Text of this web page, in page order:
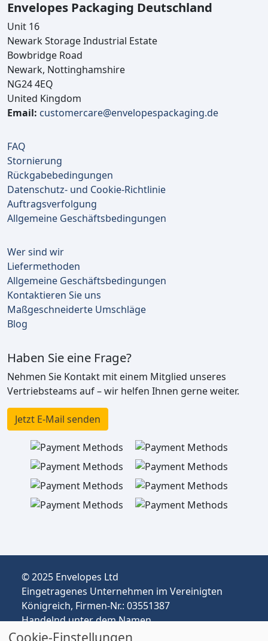
Envelopes Packaging Deutschland
Unit 16
Newark Storage Industrial Estate
Bowbridge Road
Newark, Nottinghamshire
NG24 4EQ
United Kingdom
Email: customercare@envelopespackaging.de
FAQ
Stornierung
Rückgabebedingungen
Datenschutz- und Cookie-Richtlinie
Auftragsverfolgung
Allgemeine Geschäftsbedingungen
Wer sind wir
Liefermethoden
Allgemeine Geschäftsbedingungen
Kontaktieren Sie uns
Maßgeschneiderte Umschläge
Blog
Haben Sie eine Frage?
Nehmen Sie Kontakt mit einem Mitglied unseres
Vertriebsteams auf – wir helfen Ihnen gerne weiter.
Jetzt E-Mail senden
© 2025 Envelopes Ltd
Eingetragenes Unternehmen im Vereinigten
Königreich, Firmen-Nr.: 03551387
Handelnd unter dem Namen
envelopespackaging.de | Versand vom
Cookie-Einstellungen